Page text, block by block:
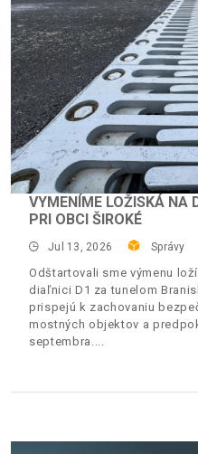
VYMENÍME LOŽISKÁ NA
PRI OBCI ŠIROKÉ
Jul 13, 2026 Správy
Odštartovali sme výmenu
diaľnici D1 za tunelom
prispejú k zachovaniu
mostných objektov a
septembra.